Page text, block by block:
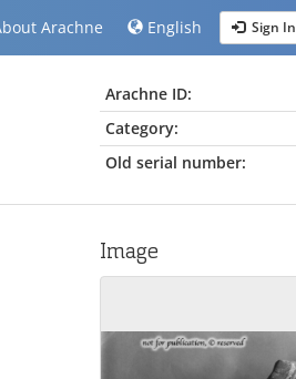
Arachne English Sign In
Arachne ID:
Category:
Old serial number:
Image